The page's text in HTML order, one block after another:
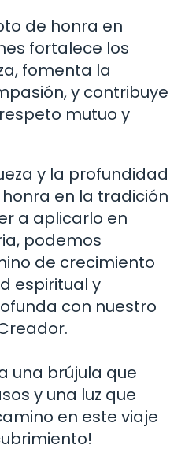
de honra en
fortalece los
fomenta la
y contribuye
mutuo y
y la profundidad
en la tradición
a aplicarlo en
podemos
de crecimiento
espiritual y
con nuestro
una brújula que
y una luz que
en este viaje